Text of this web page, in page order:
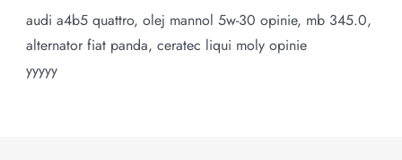
audi a4b5 quattro, olej mannol 5w-30 opinie, mb 345.0,
alternator fiat panda, ceratec liqui moly opinie
yyyyy